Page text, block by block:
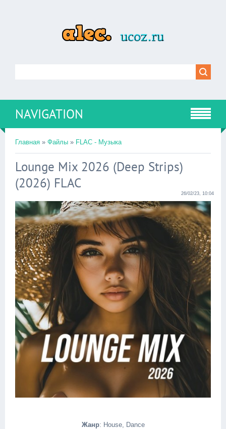
NAVIGATION
Главная » Файлы » FLAC - Музыка
Lounge Mix 2026 (Deep Strips)
(2026) FLAC
26/02/23, 10:04
Жанр: House, Dance